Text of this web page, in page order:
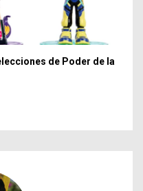
de Poder de la